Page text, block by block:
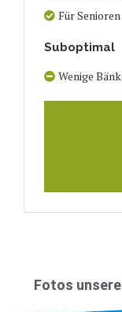
Für
Suboptimal
Wenige
Fotos